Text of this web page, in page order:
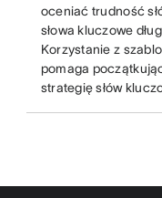
oceniać trudność
słowa kluczowe
Korzystanie z
pomaga
strategię słów